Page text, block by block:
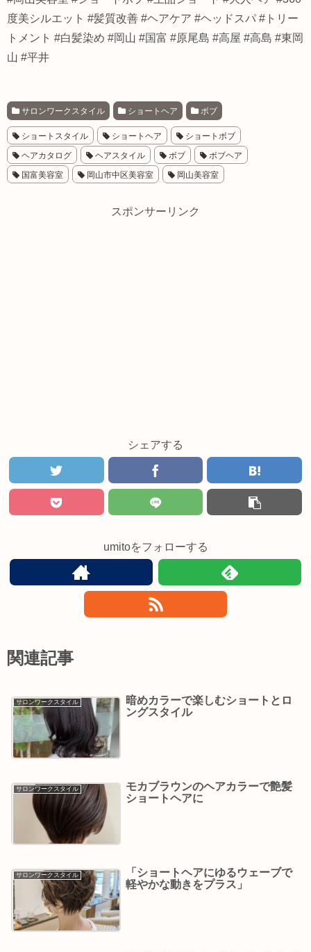
度美シルエット #髪質改善 #ヘアケア #ヘッドスパ #トリー
トメント #白髪染め #岡山 #国富 #原尾島 #高屋 #高島 #東岡
山 #平井
サロンワークスタイル ショートヘア ボブ
ショートスタイル ショートヘア
ショートボブ
ヘアカタログ
ヘアスタイル ボブ
ボブヘア
国富美容室
岡山市中区美容室 岡山美容室
スポンサーリンク
シェアする
umitoをフォローする
関連記事
サロンワークスタイル
暗めカラーで楽しむショートとロ
ングスタイル
サロンワークスタイル
モカブラウンのヘアカラーで艶髪
ショートヘアに
サロンワークスタイル
「ショートヘアにゆるウェーブで
軽やかな動きをプラス」